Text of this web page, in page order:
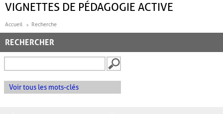
VIGNETTES DE PÉDAGOGIE ACTIVE
Accueil Recherche
RECHERCHER
Voir tous les mots-clés